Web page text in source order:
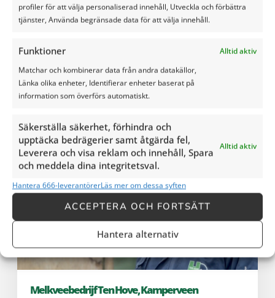
profiler för att välja personaliserad innehåll, Utveckla och förbättra
tjänster, Använda begränsade data för att välja innehåll.
Funktioner
Alltid aktiv
Matchar och kombinerar data från andra datakällor,
Länka olika enheter, Identifierar enheter baserat på
information som överförs automatiskt.
Säkerställa säkerhet, förhindra och
upptäcka bedrägerier samt åtgärda fel,
Leverera och visa reklam och innehåll, Spara
och meddela dina integritetsval.
Alltid aktiv
Hantera 666-leverantörerLäs mer om dessa syften
ACCEPTERA OCH FORTSÄTT
Hantera alternativ
Vill du se fler
Melkveebedrijf Ten Hove, Kamperveen